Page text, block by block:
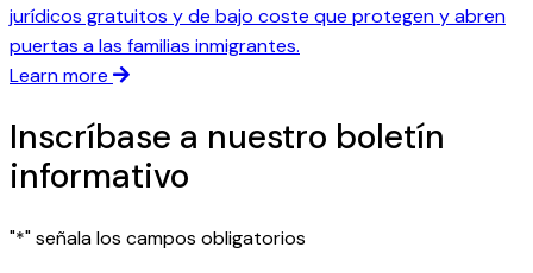
jurídicos gratuitos y de bajo coste que protegen y abren
puertas a las familias inmigrantes.
Learn more
Inscríbase a nuestro boletín
informativo
"*" señala los campos obligatorios